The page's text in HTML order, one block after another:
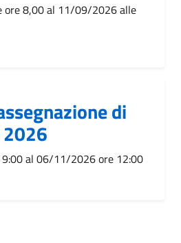
8,00 al 11/09/2026 alle
di
al 06/11/2026 ore 12:00